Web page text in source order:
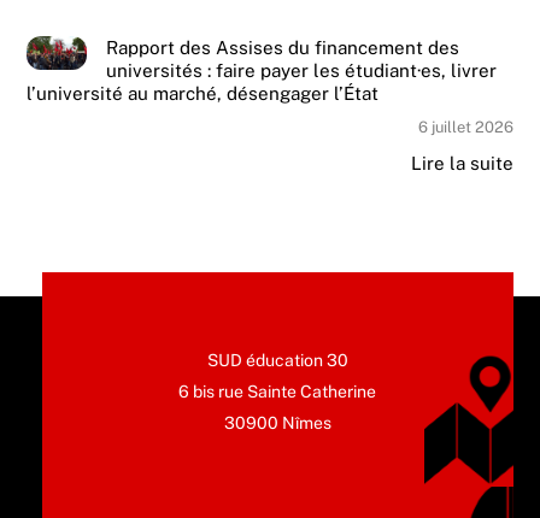
Rapport des Assises du financement des
universités : faire payer les étudiant·es, livrer
l’université au marché, désengager l’État
6 juillet 2026
Lire la suite
SUD éducation 30
6 bis rue Sainte Catherine
30900 Nîmes